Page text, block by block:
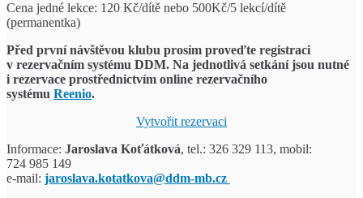
Cena jedné lekce: 120 Kč/dítě nebo 500Kč/5 lekcí/dítě
(permanentka)
Před první návštěvou klubu prosím proveďte registraci
v rezervačním systému DDM. Na jednotlivá setkání jsou nutné
i rezervace prostřednictvím online rezervačního
systému Reenio.
Vytvořit rezervaci
Informace: Jaroslava Koťátková, tel.: 326 329 113, mobil:
724 985 149
e-mail: jaroslava.kotatkova@ddm-mb.cz